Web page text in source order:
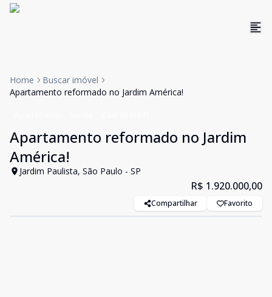
Home
Buscar imóvel
Apartamento reformado no Jardim América!
Apartamento reformado no Jardim
América!
Jardim Paulista, São Paulo - SP
R$ 1.920.000,00
Compartilhar Favorito